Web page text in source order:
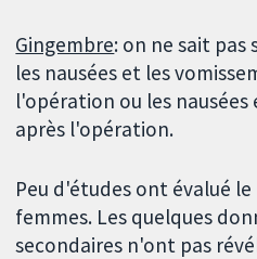
Gingembre: on ne sait pas
les nausées et les
l'opération ou les
après l'opération.
Peu d'études ont évalué
femmes. Les quelques
secondaires n'ont pas